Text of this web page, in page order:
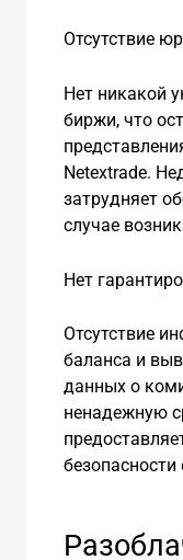
Отсутствие
Нет никакой
биржи, что
Netextrade.
затрудняет
случае
Нет
Отсутствие
баланса и
данных о
ненадежную